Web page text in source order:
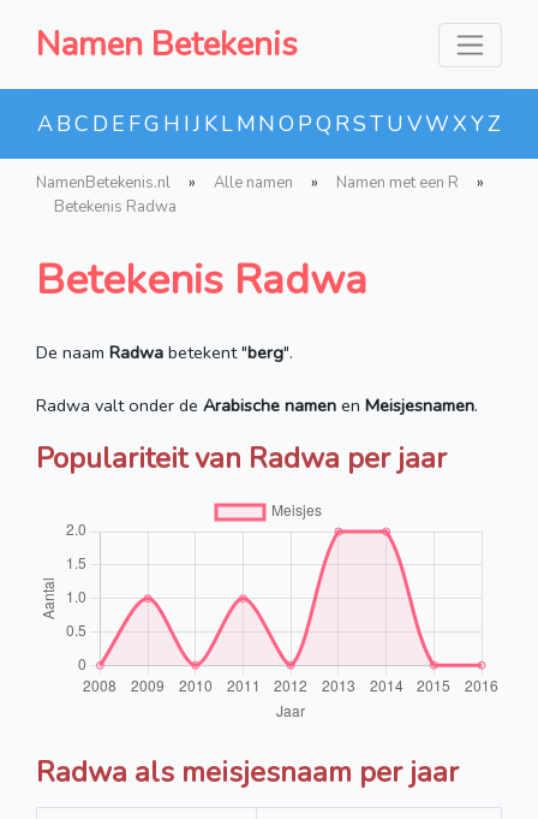
Namen Betekenis
ABC D E FG H IJ KLMNO PQ RSTUVWXYZ
NamenBetekenis.nl » Alle namen » Namen met een R
»
Betekenis Radwa
Betekenis Radwa
De naam Radwa betekent "berg".
Radwa valt onder de Arabische namen en Meisjesnamen.
Populariteit van Radwa per jaar
Radwa als meisjesnaam per jaar